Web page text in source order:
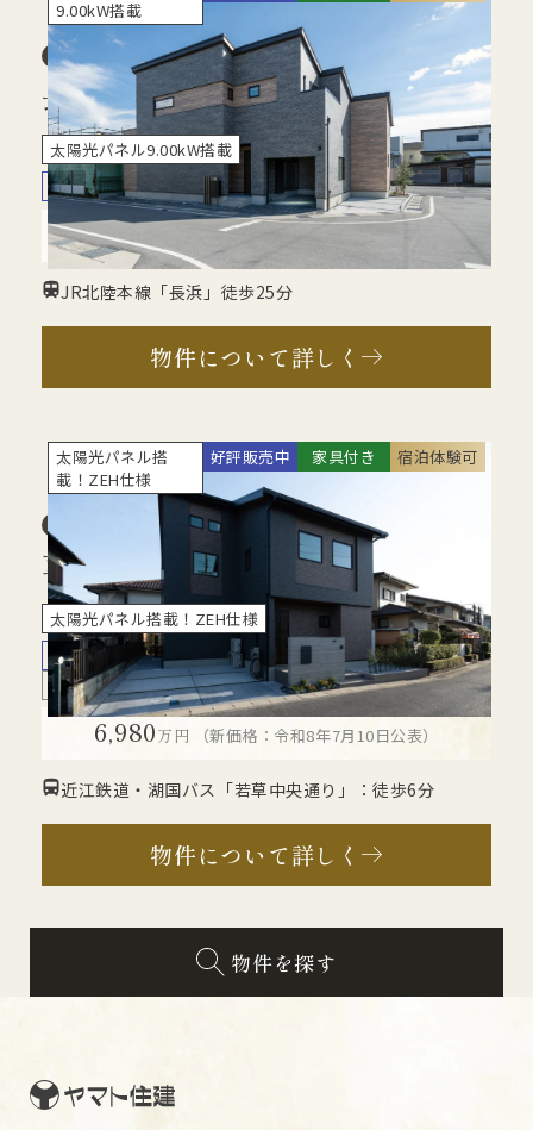
9.00kW搭載
滋賀県 長浜住宅展示場
長浜市祇園町中久保
太陽光パネル9.00kW搭載
モデルハウス
2階建て 3LDK ビルトインガレージ
6,965 （新価格：令和8年7月10日公表）
JR北陸本線「長浜」徒歩25分
物件について詳しく
太陽光パネル搭
載！ZEH仕様
好評販売中 家具付き 宿泊体験可
草津住宅展示場
草津市若草3丁目
太陽光パネル搭載！ZEH仕様
モデルハウス
2階建て 3LDK
トレーニングルーム
UA値 0.36 C値 0.4
6,980万円 （新価格：令和8年7月10日公表）
近江鉄道・湖国バス「若草中央通り」：徒歩6分
物件について詳しく
物件を探す